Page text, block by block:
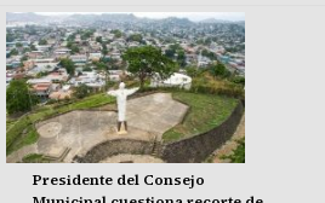
Presidente del Consejo